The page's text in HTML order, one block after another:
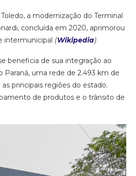
a modernização do Terminal
concluída em 2020, aprimorou
intermunicipal (Wikipedia)
beneficia de sua integração ao
Paraná, uma rede de 2.493 km de
principais regiões do estado.
de produtos e o trânsito de